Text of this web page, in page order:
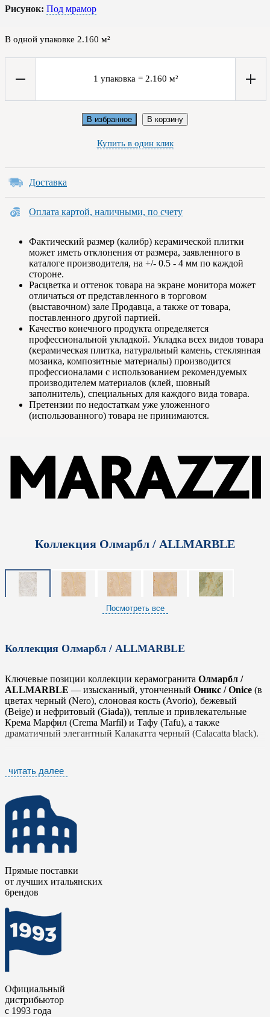
Рисунок: Под мрамор
В одной упаковке 2.160 м²
1 упаковка = 2.160 м²
В избранное В корзину
Купить в один клик
Доставка
Оплата картой, наличными, по счету
Фактический размер (калибр) керамической плитки
может иметь отклонения от размера, заявленного в
каталоге производителя, на +/- 0.5 - 4 мм по каждой
стороне.
Расцветка и оттенок товара на экране монитора может
отличаться от представленного в торговом
(выставочном) зале Продавца, а также от товара,
поставленного другой партией.
Качество конечного продукта определяется
профессиональной укладкой. Укладка всех видов товара
(керамическая плитка, натуральный камень, стеклянная
мозаика, композитные материалы) производится
профессионалами с использованием рекомендуемых
производителем материалов (клей, шовный
заполнитель), специальных для каждого вида товара.
Претензии по недостаткам уже уложенного
(использованного) товара не принимаются.
Коллекция Олмарбл / ALLMARBLE
Посмотреть все
Коллекция Олмарбл / ALLMARBLE
Ключевые позиции коллекции керамогранита Олмарбл /
ALLMARBLE — изысканный, утонченный Оникс / Onice (в
цветах черный (Nero), слоновая кость (Avorio), бежевый
(Beige) и нефритовый (Giada)), теплые и привлекательные
Крема Марфил (Crema Marfil) и Тафу (Tafu), а также
драматичный элегантный Калакатта черный (Calacatta black).
мм прекрасно сочетаются с традиционными форматами
Олмарбл / ALLMARBLE
стандартные размеры для стен и сложных зон.
Черный керамогранит будет отлично смотреться в глянцевой
отделке форматом 160x320 см для создания драматичного
пола в гостиной в стиле ар-деко. Белый мрамор с тонкими
прожилками в матовой отделке добавит света и воздуха в
скандинавский интерьер, сохраняя при этом практичность
керамогранита высокого качества.
Четыре цвета линейки
натурального оникса с его характерными полупрозрачными
зонами и концентрическими узорами. Эта керамическая
плитка идеально подходит для акцентных стен в гостиных,
зон за телевизором или изголовья кровати в спальне.
читать далее
Прямые поставки
от лучших итальянских
брендов
Официальный
дистрибьютор
с 1993 года